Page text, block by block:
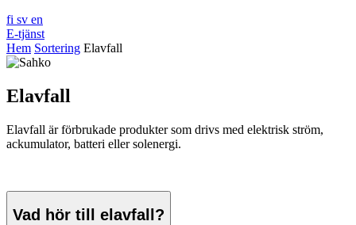
fi sv en
E-tjänst
Hem Sortering Elavfall
Elavfall
Elavfall är förbrukade produkter som drivs med elektrisk ström,
ackumulator, batteri eller solenergi.
Vad hör till elavfall?